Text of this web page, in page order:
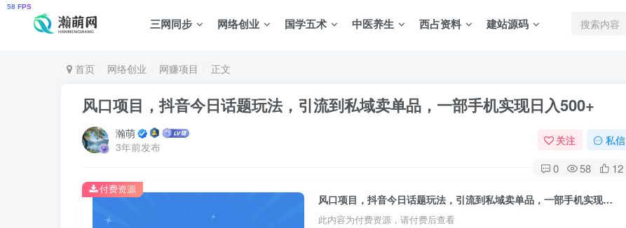
三网同步 网络创业 国学五术 中医养生 西占资料 建站源码
首页 网络创业 网赚项目 正文
风口项目，抖音今日话题玩法，引流到私域卖单品，一部手机实现日入500+
瀚萌
3年前发布
关注 私信
0 58 12
风口项目，抖音今日话题玩法，引流到私域卖单品，一部手机实现日入500+
此内容为付费资源，请付费后查看
付费资源